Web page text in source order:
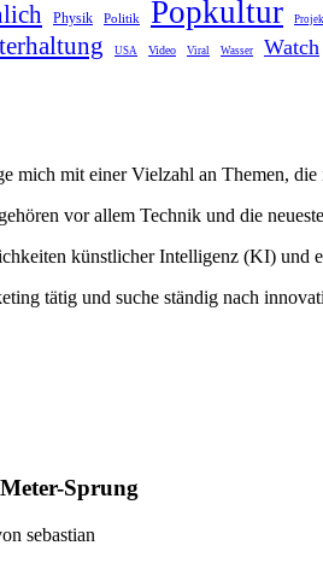
Physik Politik Popkultur
USA Video Viral Wasser Watch
mich mit einer Vielzahl an Themen,
vor allem Technik und die
künstlicher Intelligenz (KI) und
tätig und suche ständig nach
Sprung
sebastian